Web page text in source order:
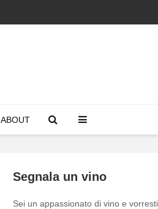
ABOUT
Segnala un vino
Sei un appassionato di vino e vorresti